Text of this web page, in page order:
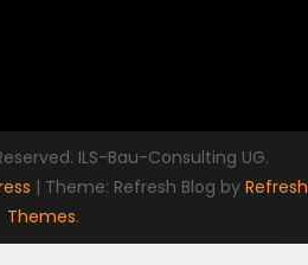
ILS-Bau-Consulting UG.
| Theme: Refresh Blog by Refresh
Themes.